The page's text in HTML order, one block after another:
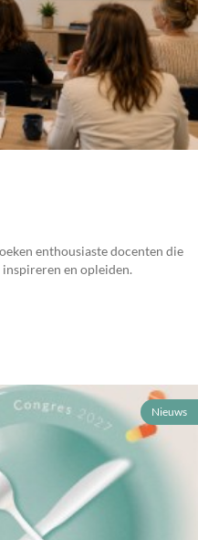
enthousiaste docenten die
en opleiden.
Nieuws